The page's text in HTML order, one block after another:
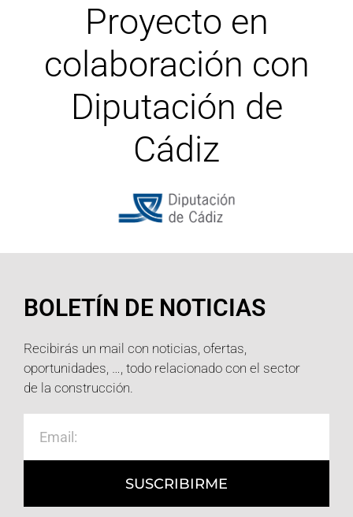
Proyecto en
colaboración con
Diputación de
Cádiz
BOLETÍN DE NOTICIAS
Recibirás un mail con noticias, ofertas,
oportunidades, …, todo relacionado con el sector
de la construcción.
SUSCRIBIRME